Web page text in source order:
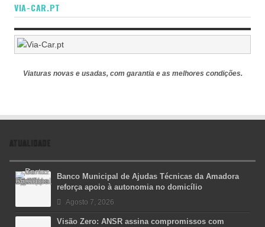
VIA-CAR.PT
Viaturas novas e usadas, com garantia e as melhores condições.
ATUALIDADE
Banco Municipal de Ajudas Técnicas da Amadora
reforça apoio à autonomia no domicílio
Agosto 7, 2026
Visão Zero: ANSR assina compromissos com